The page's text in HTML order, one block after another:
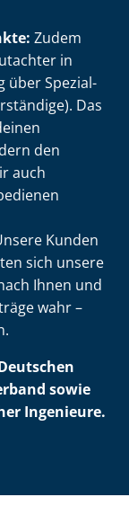
Zudem
in
über Spe­zi­al­
Das
den
auch
Kunden
sich unsere
Ihnen und
wahr –
sowie
Ingenieure.